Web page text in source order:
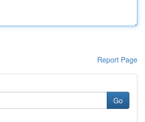
Report Page
Go